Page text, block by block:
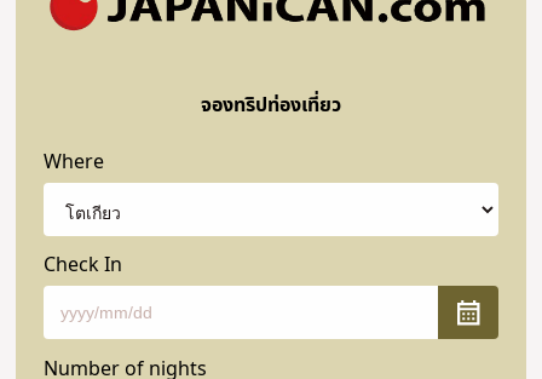
จองทริปท่องเที่ยว
Where
Check In
Number of nights